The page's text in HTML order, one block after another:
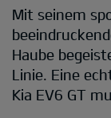
Mit seinem
Haube
Linie. Eine
Kia EV6 GT